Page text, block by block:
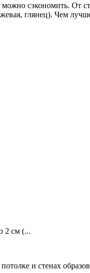
сэкономить. От
глянец). Чем
2 см (...
и стенах